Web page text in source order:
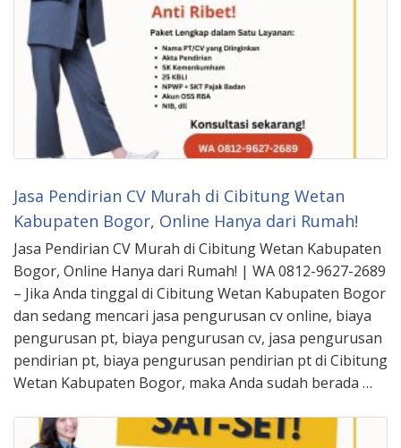
Jasa Pendirian CV Murah di Cibitung Wetan
Kabupaten Bogor, Online Hanya dari Rumah!
Jasa Pendirian CV Murah di Cibitung Wetan Kabupaten
Bogor, Online Hanya dari Rumah! | WA 0812-9627-2689
– Jika Anda tinggal di Cibitung Wetan Kabupaten Bogor
dan sedang mencari jasa pengurusan cv online, biaya
pengurusan pt, biaya pengurusan cv, jasa pengurusan
pendirian pt, biaya pengurusan pendirian pt di Cibitung
Wetan Kabupaten Bogor, maka Anda sudah berada …